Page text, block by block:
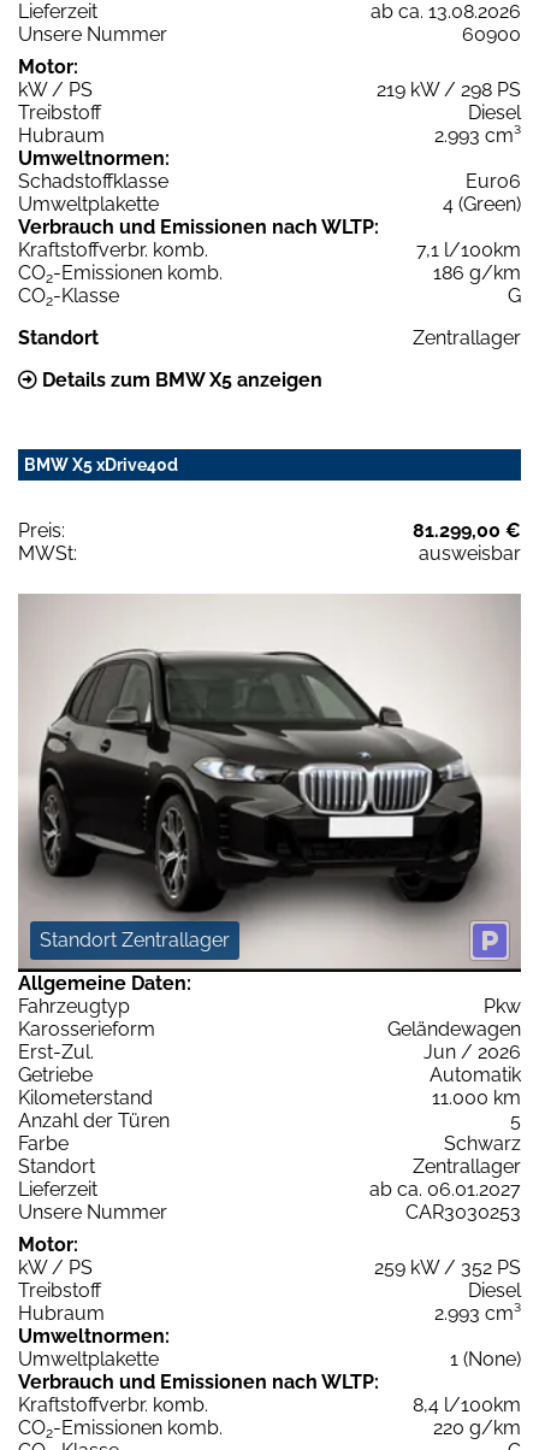
Lieferzeit
ab ca. 13.08.2026
Unsere Nummer
60900
Motor:
kW / PS
219 kW / 298 PS
Treibstoff
Diesel
Hubraum
2.993 cm³
Umweltnormen:
Schadstoffklasse
Euro6
Umweltplakette
4 (Green)
Verbrauch und Emissionen nach WLTP:
Kraftstoffverbr. komb.
7,1 l/100km
CO2-Emissionen komb.
186 g/km
CO2-Klasse
G
Standort
Zentrallager
Details zum BMW X5 anzeigen
BMW X5 xDrive40d
Preis:
81.299,00 €
MWSt:
ausweisbar
Standort Zentrallager
Allgemeine Daten:
Fahrzeugtyp
Pkw
Karosserieform
Geländewagen
Erst-Zul.
Jun / 2026
Getriebe
Automatik
Kilometerstand
11.000 km
Anzahl der Türen
5
Farbe
Schwarz
Standort
Zentrallager
Lieferzeit
ab ca. 06.01.2027
Unsere Nummer
CAR3030253
Motor:
kW / PS
259 kW / 352 PS
Treibstoff
Diesel
Hubraum
2.993 cm³
Umweltnormen:
Umweltplakette
1 (None)
Verbrauch und Emissionen nach WLTP:
Kraftstoffverbr. komb.
8,4 l/100km
CO2-Emissionen komb.
220 g/km